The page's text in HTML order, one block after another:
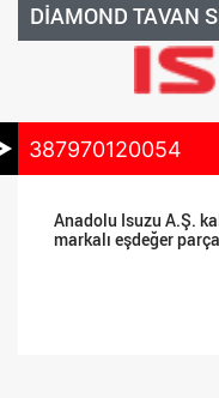
DİAMOND TAVAN
387970120054
Anadolu Isuzu A.Ş.
markalı eşdeğer